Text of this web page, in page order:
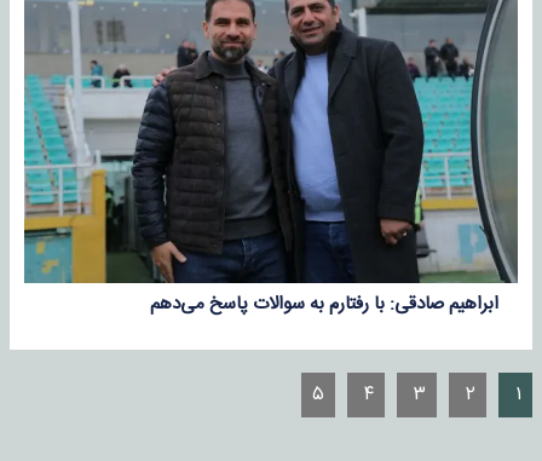
ابراهیم صادقی: با رفتارم به سوالات پاسخ می‌دهم
۱ ۲ ۳ ۴ ۵